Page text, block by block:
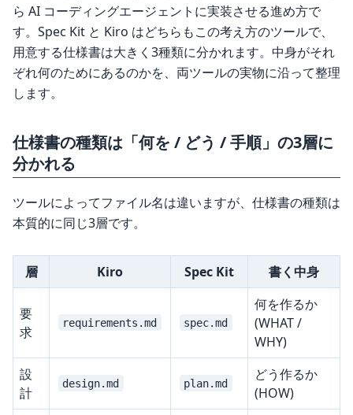
ら AI コーディングエージェントに実装させる進め方で
す。Spec Kit と Kiro はどちらもこの考え方のツールで、
用意する仕様書は大きく3種類に分かれます。中身がそれ
ぞれ何のためにあるのかを、両ツールの実物に沿って整理
します。
仕様書の種類は「何を / どう / 手順」の3層に
分かれる
ツールによってファイル名は違いますが、仕様書の種類は
本質的に同じ3層です。
層 Kiro Spec Kit 書く中身
要
求
requirements.md spec.md
何を作るか
(WHAT /
WHY)
設
計
design.md plan.md
どう作るか
(HOW)